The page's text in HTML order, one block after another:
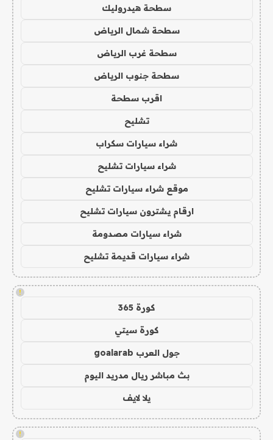
سطحة هيدروليك
سطحة شمال الرياض
سطحة غرب الرياض
سطحة جنوب الرياض
اقرب سطحة
تشليح
شراء سيارات سكراب
شراء سيارات تشليح
موقع شراء سيارات تشليح
ارقام يشترون سيارات تشليح
شراء سيارات مصدومة
شراء سيارات قديمة تشليح
!
كورة 365
كورة سيتي
جول العرب goalarab
بث مباشر ريال مدريد اليوم
يلا لايف
!